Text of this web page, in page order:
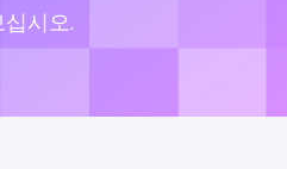
시오.